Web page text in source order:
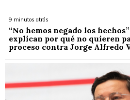
9 minutos atrás
“No hemos negado los
explican por qué no quieren
proceso contra Jorge Alfredo